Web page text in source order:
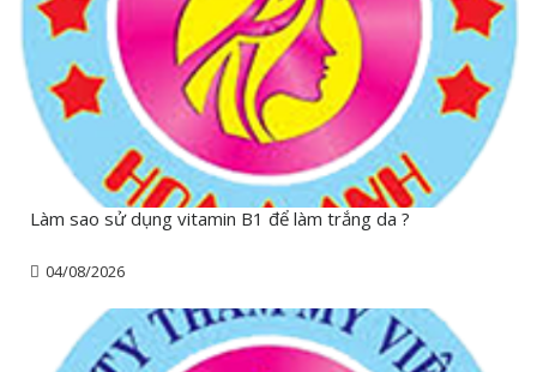
Làm sao sử dụng vitamin B1 để làm trắng da ?
04/08/2026